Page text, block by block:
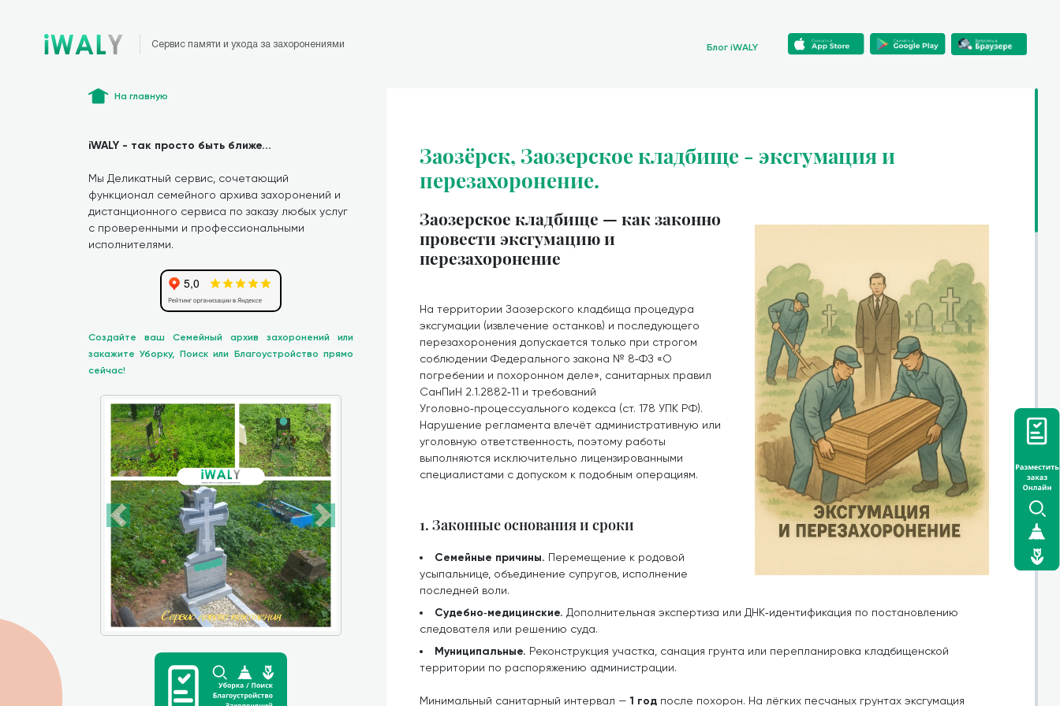
Сервис памяти и ухода за захоронениями Блог iWALY
На главную
iWALY - так просто быть ближе...
Мы Деликатный сервис, сочетающий
функционал семейного архива захоронений и
дистанционного сервиса по заказу любых услуг
с проверенными и профессиональными
исполнителями.
Создайте ваш Семейный архив захоронений или
закажите Уборку, Поиск или Благоустройство прямо
сейчас!
Заозёрск, Заозерское кладбище - эксгумация и
перезахоронение.
Заозерское кладбище — как законно
провести эксгумацию и
перезахоронение
На территории Заозерского кладбища процедура
эксгумации (извлечение останков) и последующего
перезахоронения допускается только при строгом
соблюдении Федерального закона № 8‑ФЗ «О
погребении и похоронном деле», санитарных правил
СанПиН 2.1.2882‑11 и требований
Уголовно‑процессуального кодекса (ст. 178 УПК РФ).
Нарушение регламента влечёт административную или
уголовную ответственность, поэтому работы
выполняются исключительно лицензированными
специалистами с допуском к подобным операциям.
1. Законные основания и сроки
Семейные причины. Перемещение к родовой
усыпальнице, объединение супругов, исполнение
последней воли.
Судебно‑медицинские. Дополнительная экспертиза или ДНК‑идентификация по постановлению
следователя или решению суда.
Муниципальные. Реконструкция участка, санация грунта или перепланировка кладбищенской
территории по распоряжению администрации.
Минимальный санитарный интервал —1 год после похорон. На лёгких песчаных грунтах эксгумация